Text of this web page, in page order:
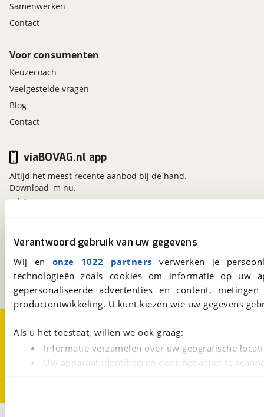
Verantwoord gebruik van uw gegevens
Wij en onze 1022 partners verwerken je
technologieën zoals cookies om informatie op
gepersonaliseerde advertenties en content,
productontwikkeling. U kunt kiezen wie uw gegevens
Als u het toestaat, willen we ook graag:
Informatie verzamelen over uw geografische
Uw apparaat identificeren door het actief te
Lees meer over hoe uw persoonlijke gegevens worden
Samenwerken
Contact
Voor consumenten
Keuzecoach
Veelgestelde vragen
Blog
Contact
Kosterijland
3981 AJ
Bunnik
Een initiatief van
BOVAG
viaBOVAG.nl app
Altijd het meest recente aanbod bij de hand.
Download 'm nu.
CookievoorkeurenVacatures